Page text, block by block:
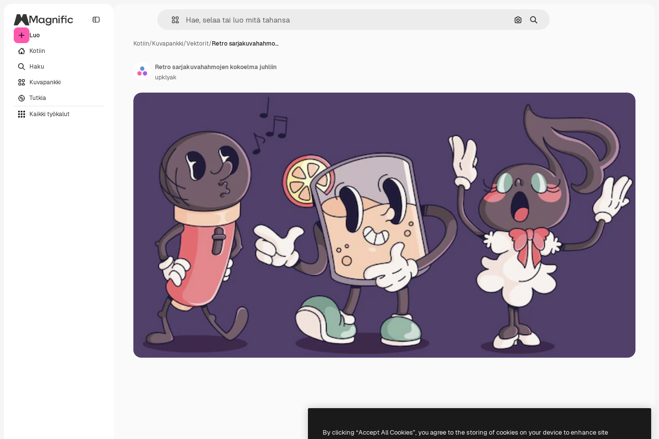
Luo
Kotiin
Haku
Kuvapankki
Tutkia
Kaikki työkalut
Hae kuvan perusteella
Haku
Kotiin/Kuvapankki/Vektorit/Retro sarjakuvahahmo…
Retro sarjakuvahahmojen kokoelma juhliin
upklyak
By clicking “Accept All Cookies”, you agree to the storing of cookies on your device to enhance site